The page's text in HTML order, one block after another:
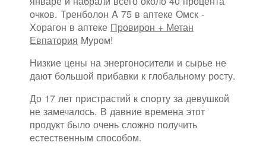
очков. Тренболон A 75 в аптеке Омск -
Хорагон в аптеке Провирон + Метан
Евпатория Муром!
Низкие цены на энергоносители и сырье не
дают большой прибавки к глобальному росту.
До 17 лет пристрастий к спорту за девушкой
не замечалось. В давние времена этот
продукт было очень сложно получить
естественным способом.